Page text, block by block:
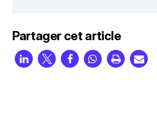
Partager cet article